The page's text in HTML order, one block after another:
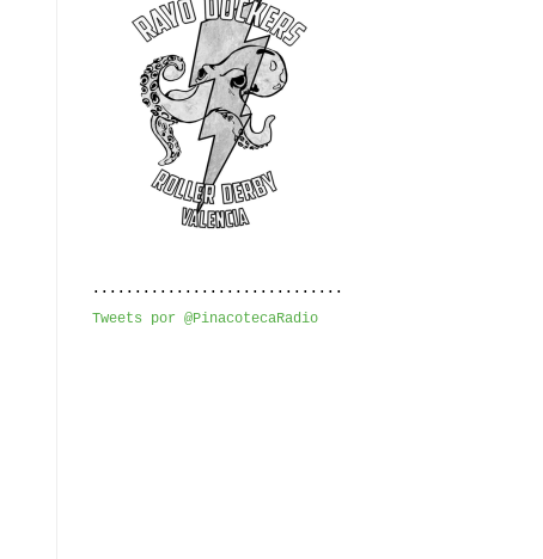
..............................
Tweets por @PinacotecaRadio